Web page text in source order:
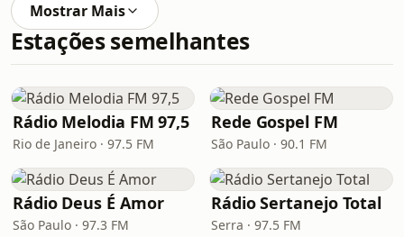
Mostrar Mais
Estações semelhantes
Rádio Melodia FM 97,5
Rio de Janeiro · 97.5 FM
Rede Gospel FM
São Paulo · 90.1 FM
Rádio Deus É Amor
São Paulo · 97.3 FM
Rádio Sertanejo Total
Serra · 97.5 FM